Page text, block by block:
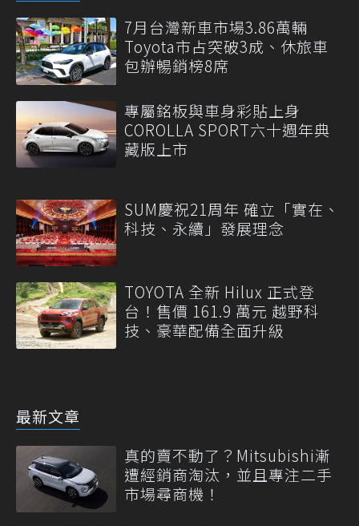
7月台灣新車市場3.86萬輛
Toyota市占突破3成、休旅車
包辦暢銷榜8席
專屬銘板與車身彩貼上身
COROLLA SPORT六十週年典
藏版上市
SUM慶祝21周年 確立「實在、
科技、永續」發展理念
TOYOTA 全新 Hilux 正式登
台！售價 161.9 萬元 越野科
技、豪華配備全面升級
最新文章
真的賣不動了？Mitsubishi漸
遭經銷商淘汰，並且專注二手
市場尋商機！